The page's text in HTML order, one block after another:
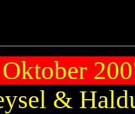
&